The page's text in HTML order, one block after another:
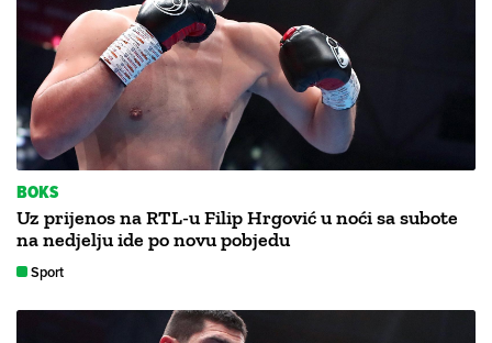
BOKS
Uz prijenos na RTL-u Filip Hrgović u noći sa subote
na nedjelju ide po novu pobjedu
Sport